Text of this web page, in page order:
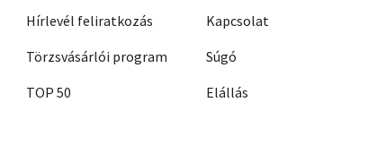
Hírlevél feliratkozás
Törzsvásárlói program
TOP 50
Kapcsolat
Súgó
Elállás